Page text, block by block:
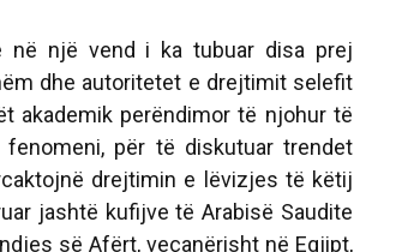
vend i ka tubuar disa prej
dhe autoritetet e drejtimit selefit
akademik perëndimor të njohur të
për të diskutuar trendet
drejtimin e lëvizjes të këtij
jashtë kufijve të Arabisë Saudite
së Afërt, veçanërisht në Egjipt,